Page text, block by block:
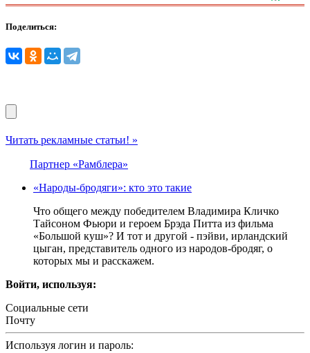
Поделиться:
Читать рекламные статьи! »
Партнер «Рамблера»
«Народы-бродяги»: кто это такие
Что общего между победителем Владимира Кличко
Тайсоном Фьюри и героем Брэда Питта из фильма
«Большой куш»? И тот и другой - пэйви, ирландский
цыган, представитель одного из народов-бродяг, о
которых мы и расскажем.
Войти, используя:
Социальные сети
Почту
Используя логин и пароль: